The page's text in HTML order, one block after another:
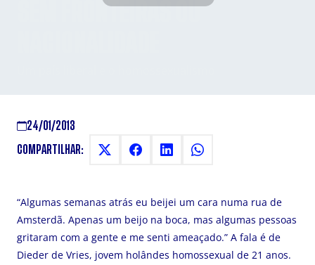
SEM FRONTEIRAS OU
24/01/2013
COMPARTILHAR:
“Algumas semanas atrás eu beijei um cara numa rua de
Amsterdã. Apenas um beijo na boca, mas algumas pessoas
gritaram com a gente e me senti ameaçado.” A fala é de
Dieder de Vries, jovem holândes homossexual de 21 anos.